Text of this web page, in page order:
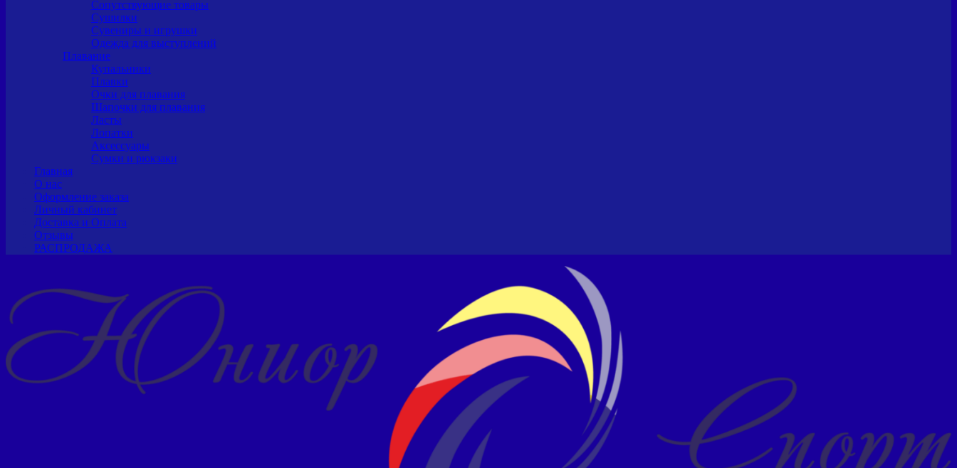
Сопутствующие товары
Сушилки
Сувениры и игрушки
Одежда для выступлений
Плавание
Купальники
Плавки
Очки для плавания
Шапочки для плавания
Ласты
Лопатки
Аксессуары
Сумки и рюкзаки
Главная
О нас
Оформление заказа
Личный кабинет
Доставка и Оплата
Отзывы
РАСПРОДАЖА